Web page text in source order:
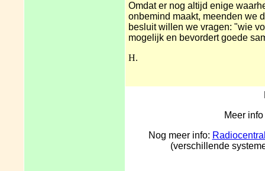
Omdat er nog altijd enige
onbemind maakt, meenden we
besluit willen we vragen: "wie
mogelijk en bevordert goede
H.
Meer
Nog meer info:
(verschillende